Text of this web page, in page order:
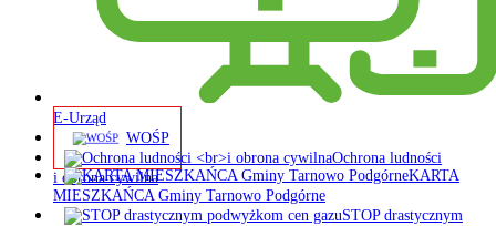
E-Urząd
WOŚP
Ochrona ludności
i obrona cywilna
KARTA
MIESZKAŃCA Gminy Tarnowo Podgórne
STOP drastycznym